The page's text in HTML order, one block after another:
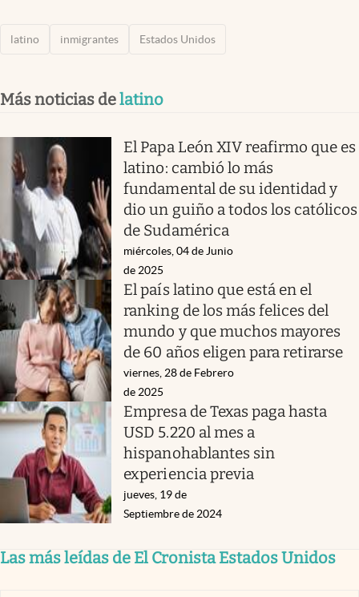
latino inmigrantes Estados Unidos
Más noticias delatino
El Papa León XIV reafirmo que es
latino: cambió lo más
fundamental de su identidad y
dio un guiño a todos los católicos
de Sudamérica
miércoles, 04 de Junio
de 2025
El país latino que está en el
ranking de los más felices del
mundo y que muchos mayores
de 60 años eligen para retirarse
viernes, 28 de Febrero
de 2025
Empresa de Texas paga hasta
USD 5.220 al mes a
hispanohablantes sin
experiencia previa
jueves, 19 de
Septiembre de 2024
Las más leídas de El Cronista Estados Unidos